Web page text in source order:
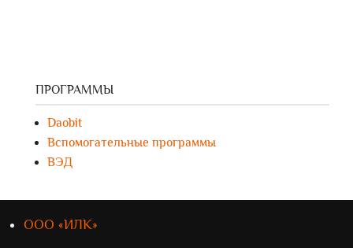
ПРОГРАММЫ
Daobit
Вспомогательные программы
ВЭД
ООО «ИЛК»